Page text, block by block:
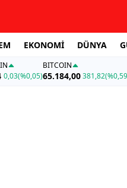
EKONOMİ DÜNYA
0,03(%0,05)
BITCOIN
65.184,00381,82